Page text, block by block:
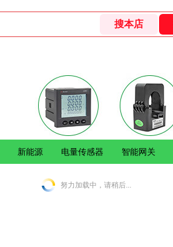
新能源 电量传感器 智能网关
努力加载中，请稍后...